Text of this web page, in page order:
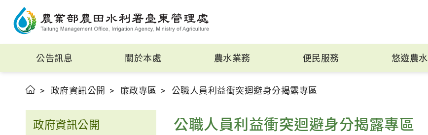
公告訊息 關於本處 農水業務 便民服務 悠遊農水
政府資訊公開 廉政專區 公職人員利益衝突迴避身分揭露專區
政府資訊公開 公職人員利益衝突迴避身分揭露專區